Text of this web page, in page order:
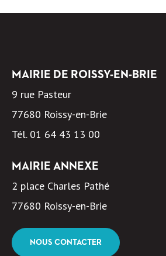
MAIRIE DE ROISSY-EN-BRIE
9 rue Pasteur
77680 Roissy-en-Brie
Tél. 01 64 43 13 00
MAIRIE ANNEXE
2 place Charles Pathé
77680 Roissy-en-Brie
NOUS CONTACTER